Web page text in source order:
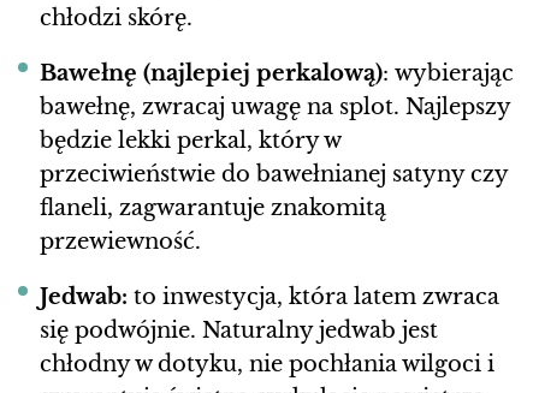
chłodzi skórę.
Bawełnę (najlepiej perkalową): wybierając
bawełnę, zwracaj uwagę na splot. Najlepszy
będzie lekki perkal, który w
przeciwieństwie do bawełnianej satyny czy
flaneli, zagwarantuje znakomitą
przewiewność.
Jedwab: to inwestycja, która latem zwraca
się podwójnie. Naturalny jedwab jest
chłodny w dotyku, nie pochłania wilgoci i